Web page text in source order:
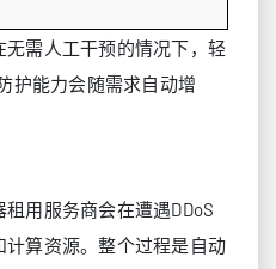
需人工干预的情况下，轻
护能力会随需求自动增
用服务商会在遭遇DDoS
算资源。整个过程是自动